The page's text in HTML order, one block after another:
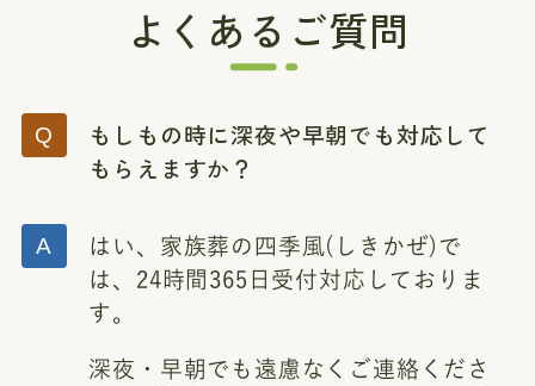
よくあるご質問
もしもの時に深夜や早朝でも対応して
もらえますか？
はい、家族葬の四季風(しきかぜ)で
は、24時間365日受付対応しておりま
す。
深夜・早朝でも遠慮なくご連絡くださ